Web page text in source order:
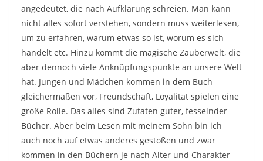
angedeutet, die nach Aufklärung schreien. Man kann
nicht alles sofort verstehen, sondern muss weiterlesen,
um zu erfahren, warum etwas so ist, worum es sich
handelt etc. Hinzu kommt die magische Zauberwelt, die
aber dennoch viele Anknüpfungspunkte an unsere Welt
hat. Jungen und Mädchen kommen in dem Buch
gleichermaßen vor, Freundschaft, Loyalität spielen eine
große Rolle. Das alles sind Zutaten guter, fesselnder
Bücher. Aber beim Lesen mit meinem Sohn bin ich
auch noch auf etwas anderes gestoßen und zwar
kommen in den Büchern je nach Alter und Charakter